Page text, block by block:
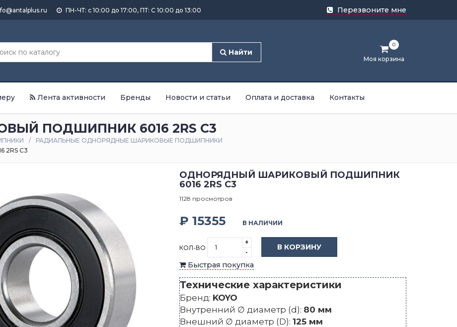
ПН-ЧТ: с 10:00 до 17:00, ПТ: С 10:00 до 13:00 Перезвоните мне
Найти
Моя корзина
0
Лента активности Бренды Новости и статьи Оплата и доставка Контакты
ПОДШИПНИК 6016 2RS C3
РАДИАЛЬНЫЕ ОДНОРЯДНЫЕ ШАРИКОВЫЕ ПОДШИПНИКИ
C3
ОДНОРЯДНЫЙ ШАРИКОВЫЙ ПОДШИПНИК
6016 2RS C3
1128 просмотров
₽ 15355 В НАЛИЧИИ
КОЛ-ВО
+
-
В КОРЗИНУ
Быстрая покупка
Технические характеристики
Бренд: KOYO
Внутренний ∅ диаметр (d): 80 мм
Внешний ∅ диаметр (D): 125 мм